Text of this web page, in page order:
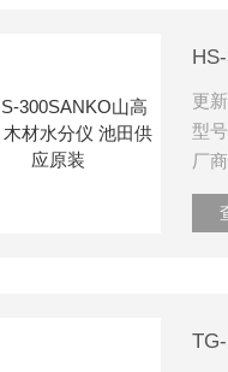
更
型
厂